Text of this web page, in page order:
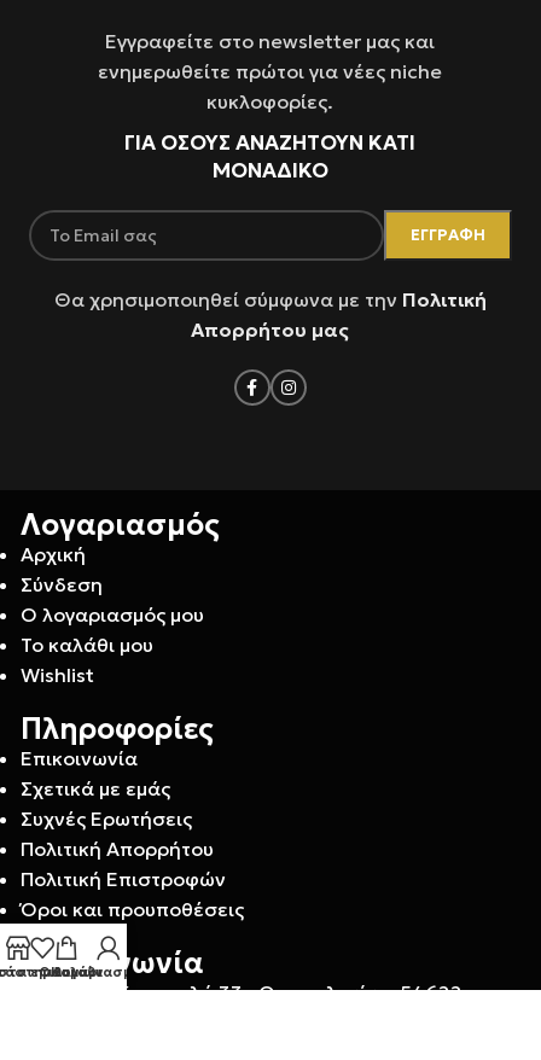
Εγγραφείτε στο newsletter μας και
ενημερωθείτε πρώτοι για νέες niche
κυκλοφορίες.
ΓΙΑ ΌΣΟΥΣ ΑΝΑΖΗΤΟΥΝ ΚΑΤΙ
ΜΟΝΑΔΙΚΟ
Θα χρησιμοποιηθεί σύμφωνα με την Πολιτική
Απορρήτου μας
Λογαριασμός
Αρχική
Σύνδεση
Ο λογαριασμός μου
Το καλάθι μου
Wishlist
Πληροφορίες
Επικοινωνία
Σχετικά με εμάς
Συχνές Ερωτήσεις
Πολιτική Απορρήτου
Πολιτική Επιστροφών
Όροι και προυποθέσεις
Επικοινωνία
Προξένου Κορομηλά 33 , Θεσσαλονίκη, 54622
επιθυμιών
Καλάθι
Ο λογαριασμός μου